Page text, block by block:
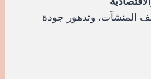
المنشآت، وتدهور جودة